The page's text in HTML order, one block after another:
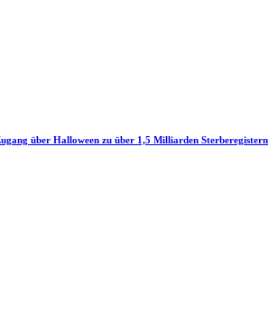
über Halloween zu über 1,5 Milliarden Sterberegistern